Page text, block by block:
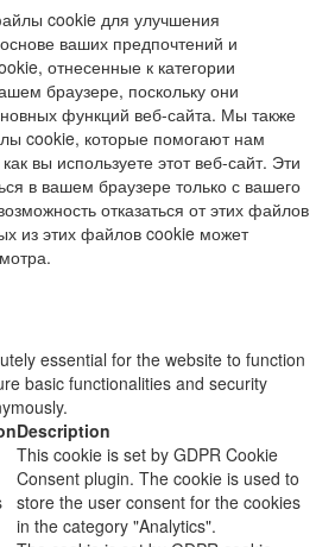
cookie для улучшения
ваших предпочтений и
отнесенные к категории
браузере, поскольку они
функций веб-сайта. Мы также
cookie, которые помогают нам
вы используете этот веб-сайт. Эти
в вашем браузере только с вашего
отказаться от этих файлов
из этих файлов cookie может
essential for the website to function
basic functionalities and security
Description
This cookie is set by GDPR Cookie
Consent plugin. The cookie is used to
store the user consent for the cookies
in the category "Analytics".